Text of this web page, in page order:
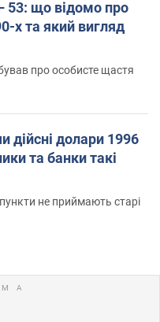
53: що відомо про
х та який вигляд
про особисте щастя
дійсні долари 1996
та банки такі
не приймають старі